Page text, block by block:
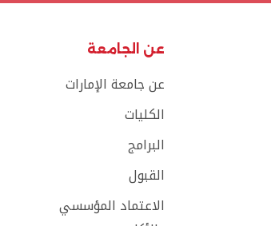
عن الجامعة
عن جامعة الإمارات
الكليات
البرامج
القبول
الاعتماد المؤسسي